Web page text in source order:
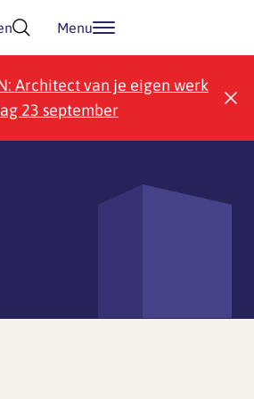
Menu
Architect van je eigen werk
23 september